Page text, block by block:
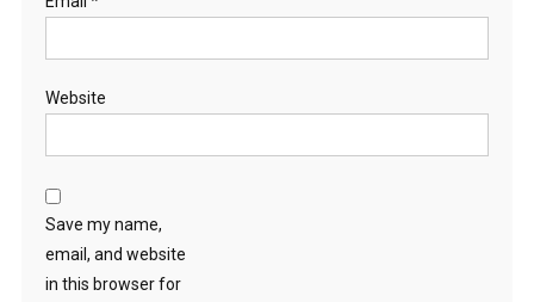
Website
Save my name,
email, and website
in this browser for